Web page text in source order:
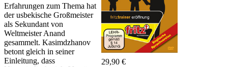
29,90 €
Erfahrungen zum Thema hat
der usbekische Großmeister
als Sekundant von
Weltmeister Anand
gesammelt. Kasimdzhanov
betont gleich in seiner
Einleitung, dass